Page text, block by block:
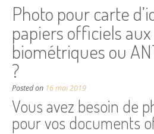
Photo pour carte
papiers officiels
biométriques ou
?
Posted on 16 mai 2019
Vous avez besoin de
pour vos documents